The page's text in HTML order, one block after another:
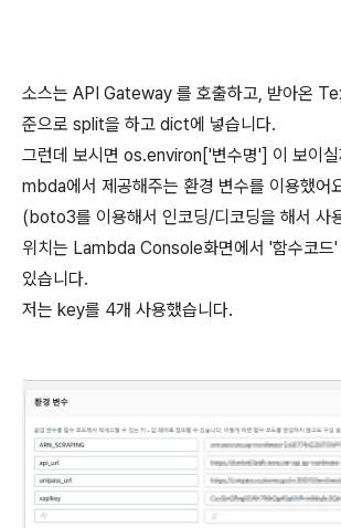
소스는 API Gateway 를 호출하고, 받아온
준으로 split을 하고 dict에 넣습니다.
그런데 보시면 os.environ['변수명'] 이 보이
mbda에서 제공해주는 환경 변수를 이용했어
(boto3를 이용해서 인코딩/디코딩을 해서 사
위치는 Lambda Console화면에서 '함수코드'
있습니다.
저는 key를 4개 사용했습니다.